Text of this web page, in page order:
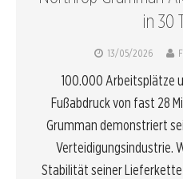
in 30
13/05/2026
100.000 Arbeitsplätze
Fußabdruck von fast 28
Grumman demonstriert
Verteidigungsindustrie.
Stabilität seiner